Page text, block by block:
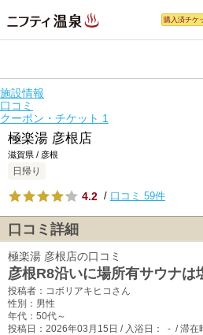
購入済チケ
施設情報
口コミ
クーポン・チケット 1
極楽湯 彦根店
滋賀県 / 彦根
日帰り
4.2 / 口コミ 59件
口コミ詳細
極楽湯 彦根店の口コミ
彦根R8沿いに場所有サウナ
投稿者：コボリアキヒコさん
性別：男性
年代：50代～
投稿日：2026年03月15日 / 入浴日： - / 滞在